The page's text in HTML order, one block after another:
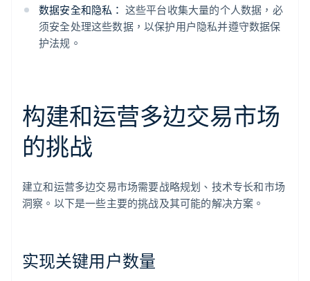
数据安全和隐私： 这些平台收集大量的个人数据，必
须安全处理这些数据，以保护用户隐私并遵守数据保
护法规。
构建和运营多边交易市场
的挑战
建立和运营多边交易市场需要战略规划、技术专长和市场
洞察。以下是一些主要的挑战及其可能的解决方案。
实现关键用户数量